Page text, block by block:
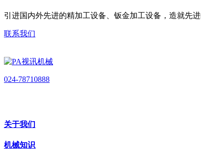
引进国内外先进的精加工设备、钣金加工设备，造就先
联系我们
024-78710888
关于我们
机械知识